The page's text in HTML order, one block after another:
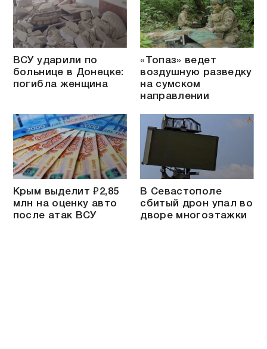
ВСУ ударили по
больнице в Донецке:
погибла женщина
«Топаз» ведет
воздушную разведку
на сумском
направлении
Крым выделит ₽2,85
млн на оценку авто
после атак ВСУ
В Севастополе
сбитый дрон упал во
дворе многоэтажки